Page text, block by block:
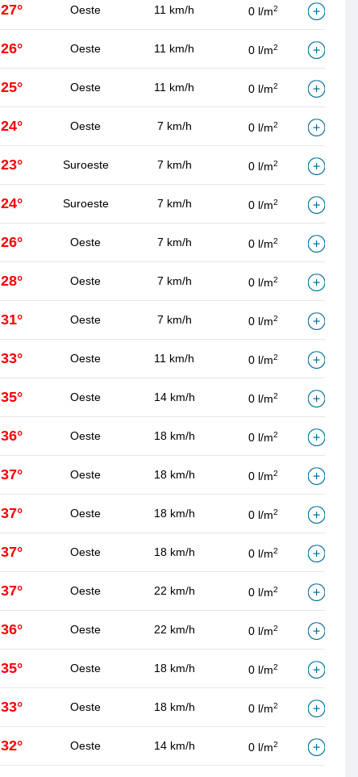
27° Oeste 11 km/h 0 l/m2
26° Oeste 11 km/h 0 l/m2
25° Oeste 11 km/h 0 l/m2
24° Oeste 7 km/h 0 l/m2
23° Suroeste 7 km/h 0 l/m2
24° Suroeste 7 km/h 0 l/m2
26° Oeste 7 km/h 0 l/m2
28° Oeste 7 km/h 0 l/m2
31° Oeste 7 km/h 0 l/m2
33° Oeste 11 km/h 0 l/m2
35° Oeste 14 km/h 0 l/m2
36° Oeste 18 km/h 0 l/m2
37° Oeste 18 km/h 0 l/m2
37° Oeste 18 km/h 0 l/m2
37° Oeste 18 km/h 0 l/m2
37° Oeste 22 km/h 0 l/m2
36° Oeste 22 km/h 0 l/m2
35° Oeste 18 km/h 0 l/m2
33° Oeste 18 km/h 0 l/m2
32° Oeste 14 km/h 0 l/m2